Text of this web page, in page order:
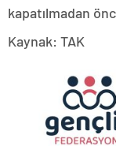
kapatılmadan
Kaynak: TAK